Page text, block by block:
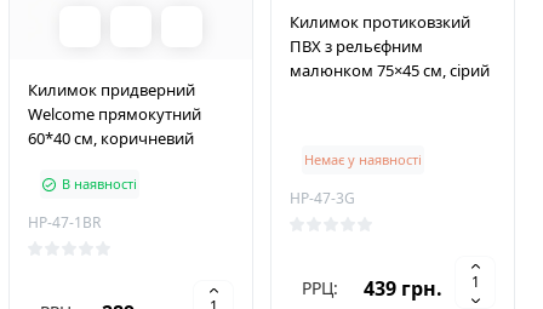
Килимок придверний
Welcome прямокутний
60*40 см, коричневий
В наявності
HP-47-1BR
Килимок протиковзкий
ПВХ з рельєфним
малюнком 75×45 см, сірий
Немає у наявності
HP-47-3G
РРЦ: 439 грн.